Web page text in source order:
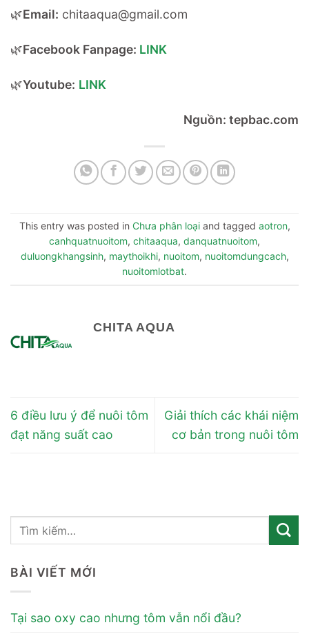
🌿Email: chitaaqua@gmail.com
🌿Facebook Fanpage: LINK
🌿Youtube: LINK
Nguồn: tepbac.com
This entry was posted in Chưa phân loạiand tagged aotron,
canhquatnuoitom, chitaaqua, danquatnuoitom,
duluongkhangsinh, maythoikhi, nuoitom, nuoitomdungcach,
nuoitomlotbat.
CHITA AQUA
6 điều lưu ý để nuôi tôm
đạt năng suất cao
Giải thích các khái niệm
cơ bản trong nuôi tôm
BÀI VIẾT MỚI
Tại sao oxy cao nhưng tôm vẫn nổi đầu?